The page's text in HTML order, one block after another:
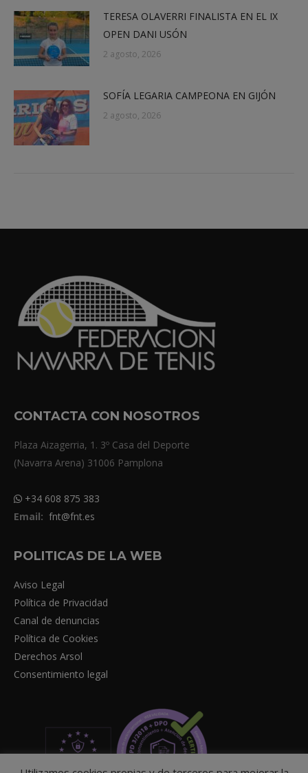
TERESA OLAVERRI FINALISTA EN EL IX
OPEN DANI USÓN
2 agosto, 2026
SOFÍA LEGARIA CAMPEONA EN GIJÓN
2 agosto, 2026
CONTACTA CON NOSOTROS
Plaza Aizagerria, 1. 3º Casa del Deporte
(Navarra Arena) 31006 Pamplona
+34 608 875 383
Email: fnt@fnt.es
POLITICAS DE LA WEB
Aviso Legal
Política de Privacidad
Canal de denuncias
Política de Cookies
Derechos Arsol
Consentimiento legal